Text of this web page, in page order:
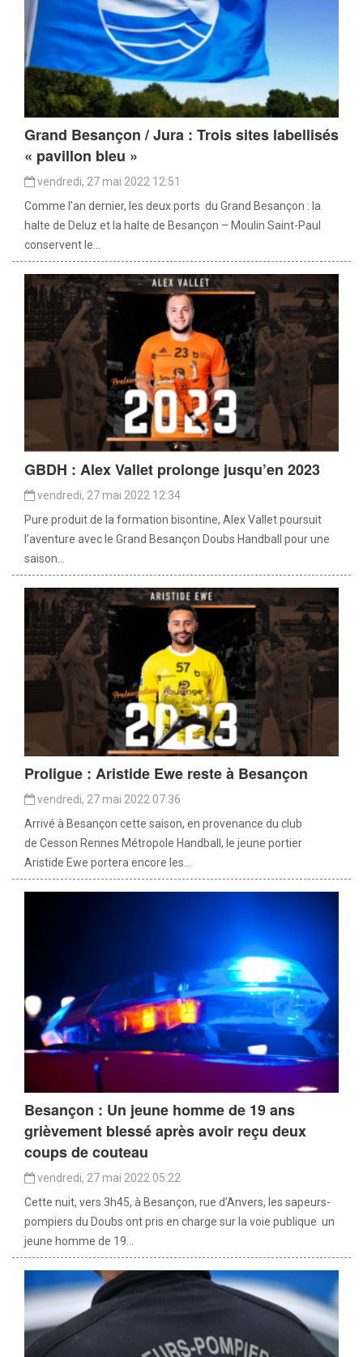
Grand Besançon / Jura : Trois sites labellisés
« pavillon bleu »
vendredi, 27 mai 2022 12:51
Comme l’an dernier, les deux ports du Grand Besançon : la
halte de Deluz et la halte de Besançon – Moulin Saint-Paul
conservent le...
GBDH : Alex Vallet prolonge jusqu’en 2023
vendredi, 27 mai 2022 12:34
Pure produit de la formation bisontine, Alex Vallet poursuit
l’aventure avec le Grand Besançon Doubs Handball pour une
saison...
Proligue : Aristide Ewe reste à Besançon
vendredi, 27 mai 2022 07:36
Arrivé à Besançon cette saison, en provenance du club
de Cesson Rennes Métropole Handball, le jeune portier
Aristide Ewe portera encore les...
Besançon : Un jeune homme de 19 ans
grièvement blessé après avoir reçu deux
coups de couteau
vendredi, 27 mai 2022 05:22
Cette nuit, vers 3h45, à Besançon, rue d’Anvers, les sapeurs-
pompiers du Doubs ont pris en charge sur la voie publique un
jeune homme de 19...